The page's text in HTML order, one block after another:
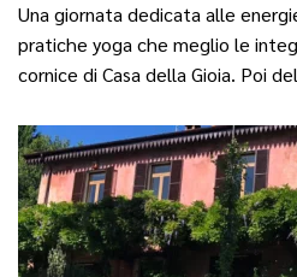
Una giornata dedicata alle
pratiche yoga che meglio le
cornice di Casa della Gioia. Poi